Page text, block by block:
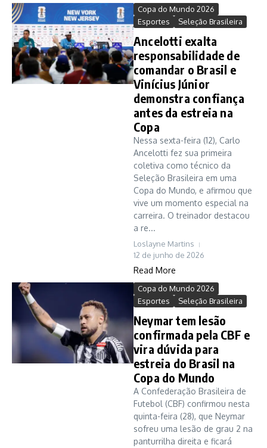
Copa do Mundo 2026
Esportes
Seleção Brasileira
Ancelotti exalta
responsabilidade de
comandar o Brasil e
Vinícius Júnior
demonstra confiança
antes da estreia na
Copa
Nessa sexta-feira (12), Carlo
Ancelotti fez sua primeira
coletiva como técnico da
Seleção Brasileira em uma
Copa do Mundo, e afirmou que
vive um momento especial na
carreira. O treinador destacou
a re...
Loslayne Martins
12 de junho de 2026
Read More
Copa do Mundo 2026
Esportes
Seleção Brasileira
Neymar tem lesão
confirmada pela CBF e
vira dúvida para
estreia do Brasil na
Copa do Mundo
A Confederação Brasileira de
Futebol (CBF) confirmou nesta
quinta-feira (28), que Neymar
sofreu uma lesão de grau 2 na
panturrilha direita e ficará